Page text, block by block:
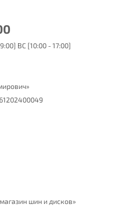
шин и дисков»
ВС [10:00 - 17:00]